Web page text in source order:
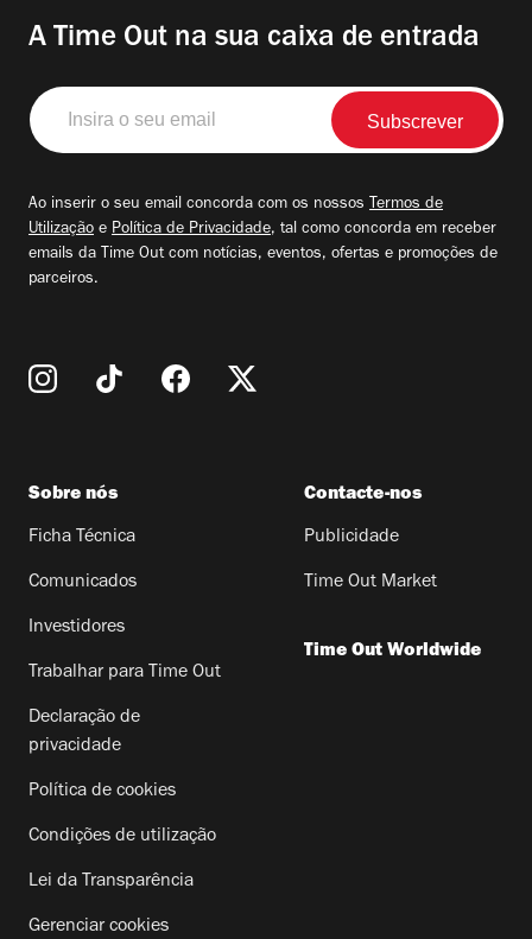
A Time Out na sua caixa de entrada
Insira
o
seu
Ao inserir o seu email concorda com os nossos Termos de
Utilização e Política de Privacidade, tal como concorda em receber
emails da Time Out com notícias, eventos, ofertas e promoções de
parceiros.
Sobre nós
Ficha Técnica
Comunicados
Investidores
Trabalhar para Time Out
Declaração de
privacidade
Política de cookies
Condições de utilização
Lei da Transparência
Gerenciar cookies
Contacte-nos
Publicidade
Time Out Market
Time Out Worldwide